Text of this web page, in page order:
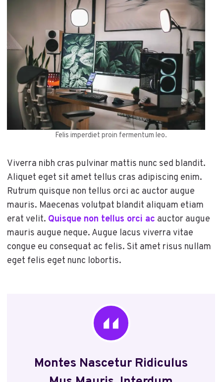
Felis imperdiet proin fermentum leo.
Viverra nibh cras pulvinar mattis nunc sed blandit.
Aliquet eget sit amet tellus cras adipiscing enim.
Rutrum quisque non tellus orci ac auctor augue
mauris. Maecenas volutpat blandit aliquam etiam
erat velit. Quisque non tellus orci ac auctor augue
mauris augue neque. Augue lacus viverra vitae
congue eu consequat ac felis. Sit amet risus nullam
eget felis eget nunc lobortis.
Montes Nascetur Ridiculus